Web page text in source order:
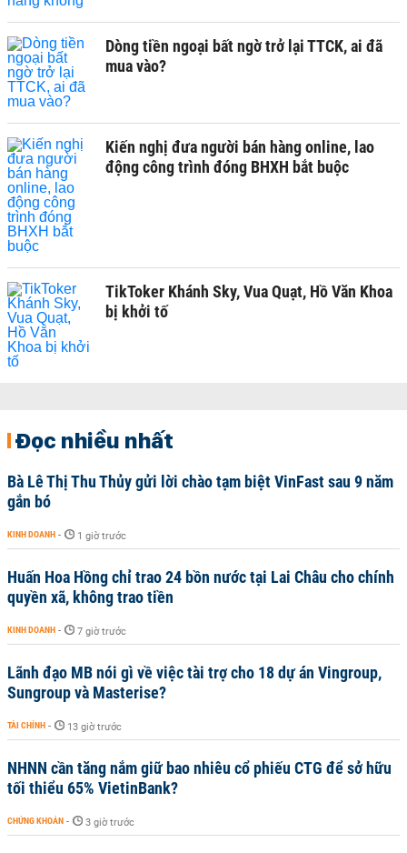
Dòng tiền ngoại bất ngờ trở lại TTCK, ai đã
mua vào?
Kiến nghị đưa người bán hàng online, lao
động công trình đóng BHXH bắt buộc
TikToker Khánh Sky, Vua Quạt, Hồ Văn Khoa
bị khởi tố
Đọc nhiều nhất
Bà Lê Thị Thu Thủy gửi lời chào tạm biệt VinFast sau 9 năm
gắn bó
KINH DOANH - 1 giờ trước
Huấn Hoa Hồng chỉ trao 24 bồn nước tại Lai Châu cho chính
quyền xã, không trao tiền
KINH DOANH - 7 giờ trước
Lãnh đạo MB nói gì về việc tài trợ cho 18 dự án Vingroup,
Sungroup và Masterise?
TÀI CHÍNH - 13 giờ trước
NHNN cần tăng nắm giữ bao nhiêu cổ phiếu CTG để sở hữu
tối thiểu 65% VietinBank?
CHỨNG KHOÁN - 3 giờ trước